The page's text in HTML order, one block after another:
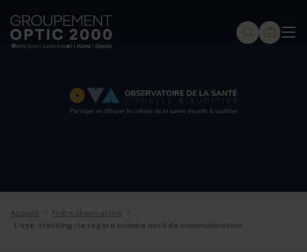
Groupement
Optic
-
Lissac
-
Accueil · Notre observatoire ·
L’eye-tracking : le regard comme outil de communication